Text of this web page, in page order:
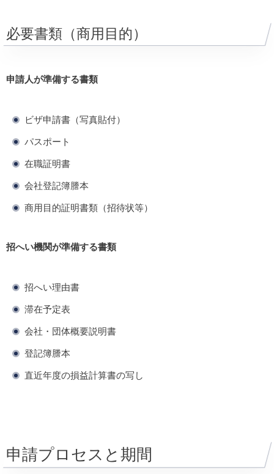
必要書類（商用目的）
申請人が準備する書類
ビザ申請書（写真貼付）
パスポート
在職証明書
会社登記簿謄本
商用目的証明書類（招待状等）
招へい機関が準備する書類
招へい理由書
滞在予定表
会社・団体概要説明書
登記簿謄本
直近年度の損益計算書の写し
申請プロセスと期間